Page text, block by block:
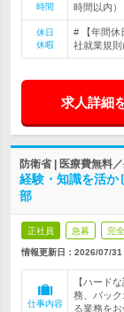
時間
時間以内
休日
休暇
# 【年間休
社就業規
求人詳細
防衛省 | 医療費無料
経験・知識を活
部
正社員 急募 完
情報更新日：2026/07/31
仕事内容
【ハード
務、バッ
る業務を